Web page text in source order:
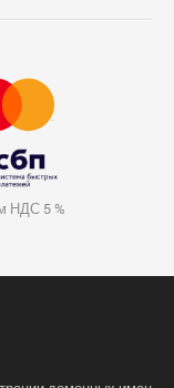
НДС 5 %